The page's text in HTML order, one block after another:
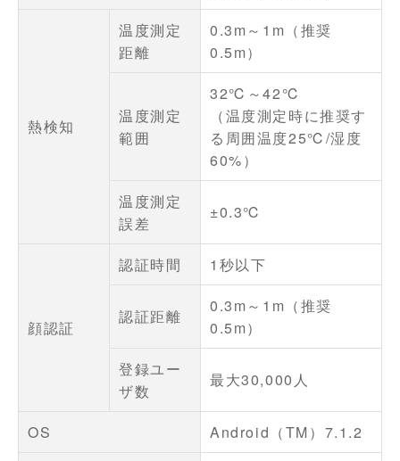
熱検知
温度測定
距離
0.3m～1m（推奨
0.5m）
温度測定
範囲
32℃～42℃
（温度測定時に推奨す
る周囲温度25℃/湿度
60%）
温度測定
誤差
±0.3℃
顔認証
認証時間 1秒以下
認証距離
0.3m～1m（推奨
0.5m）
登録ユー
ザ数
最大30,000人
OS Android（TM）7.1.2